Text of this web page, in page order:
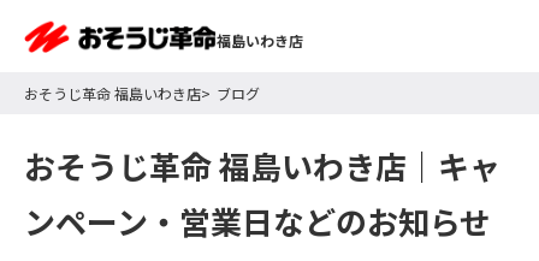
福島いわき店
おそうじ革命 福島いわき店 ブログ
おそうじ革命 福島いわき店｜ キャ
ンペーン・営業日などのお知らせ